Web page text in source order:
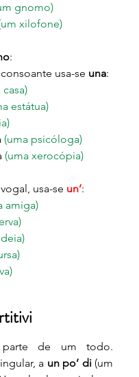
gnomo)
xilofone)
:
usa-se una:
casa)
estátua)
(uma psicóloga)
(uma xerocópia)
usa-se un’:
amiga)
parte de um todo.
a un po’ di (um